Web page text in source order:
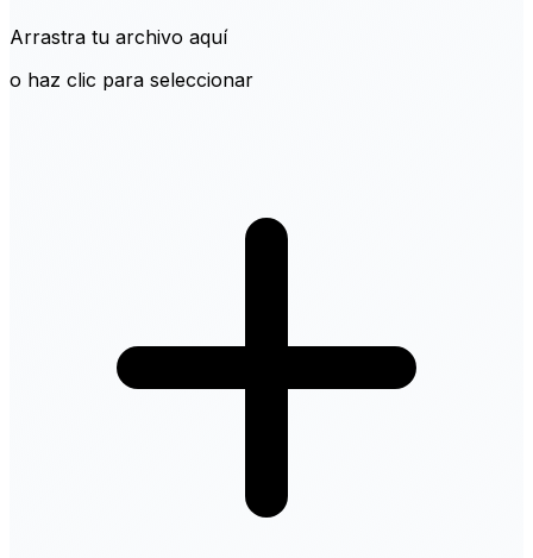
Arrastra tu archivo aquí
o haz clic para seleccionar